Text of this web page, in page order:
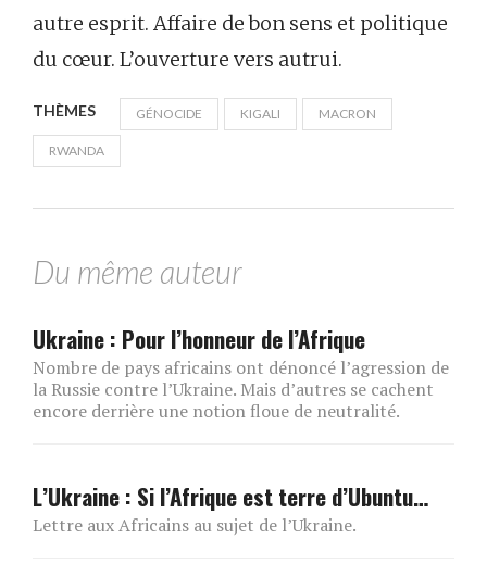
autre esprit. Affaire de bon sens et politique
du cœur. L’ouverture vers autrui.
THÈMES GÉNOCIDE KIGALI MACRON
RWANDA
Du même auteur
Ukraine : Pour l’honneur de l’Afrique
Nombre de pays africains ont dénoncé l’agression de
la Russie contre l’Ukraine. Mais d’autres se cachent
encore derrière une notion floue de neutralité.
L’Ukraine : Si l’Afrique est terre d’Ubuntu…
Lettre aux Africains au sujet de l’Ukraine.